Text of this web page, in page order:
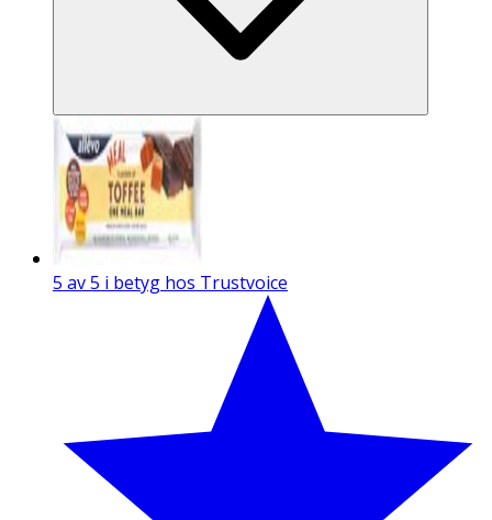
5 av 5 i betyg hos Trustvoice